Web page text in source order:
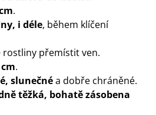
.
i déle, během klíčení
rostliny přemístit ven.
.
slunečnéa dobře chráněné.
těžká, bohatě zásobena